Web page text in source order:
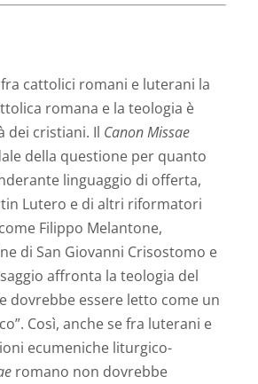
cattolici romani e luterani la
romana e la teologia è
dei cristiani. Il Canon Missae
della questione per quanto
linguaggio di offerta,
Lutero e di altri riformatori
Filippo Melantone,
di San Giovanni Crisostomo e
affronta la teologia del
dovrebbe essere letto come un
Così, anche se fra luterani e
ecumeniche liturgico-
romano non dovrebbe